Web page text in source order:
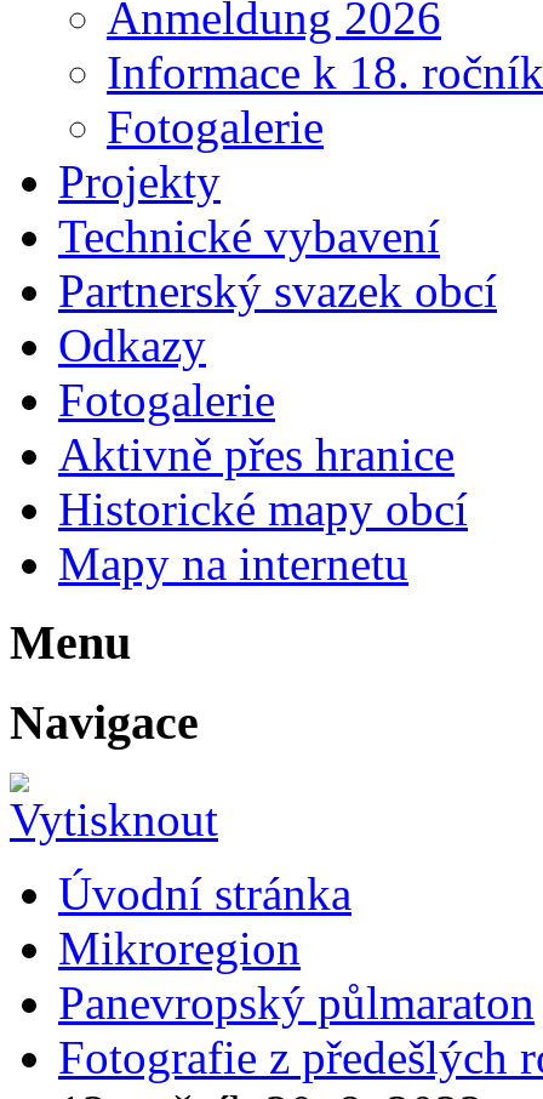
Anmeldung 2026
Informace k 18.
Fotogalerie
Projekty
Technické vybavení
Partnerský svazek obcí
Odkazy
Fotogalerie
Aktivně přes hranice
Historické mapy obcí
Mapy na internetu
Menu
Navigace
Úvodní stránka
Mikroregion
Panevropský půlmaraton
Fotografie z předešlých